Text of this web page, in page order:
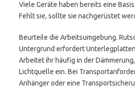
Viele Geräte haben bereits eine
Fehlt sie, sollte sie nachgerüstet
Beurteile die Arbeitsumgebung.
Untergrund erfordert
Arbeitet ihr häufig in der
Lichtquelle ein. Bei
Anhänger oder eine